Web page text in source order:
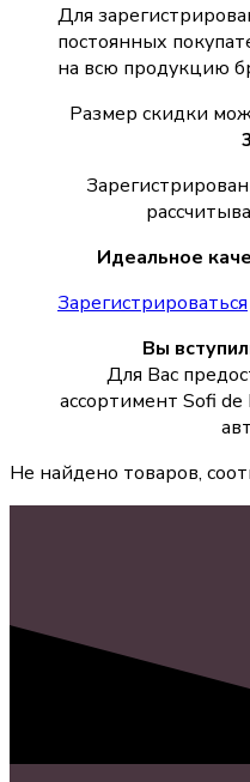
Для
постоянных
на всю продукцию
Размер скидки
Идеальное
Зарегистрироваться
Вы
Для Вас
ассортимент Sofi de
Не найдено товаров,